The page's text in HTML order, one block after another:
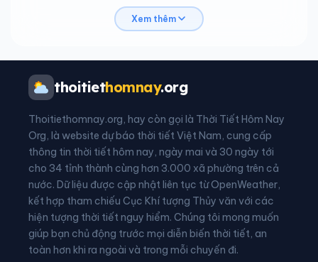
Xã Cẩm Trung
Xã Cổ Đạm
Xã Đông Kinh
Xã Đồng Tiến Xã Đức Đồng
Xã Đức Minh Xã Đức Quang
Xã Đức Thịnh Xã Đức Thọ
Xã Gia Hanh Xã Hà Linh
Xã Hồng Lộc Xã Hương Bình
Xem thêm
thoitiethomnay.org
Thoitiethomnay.org, hay còn gọi là Thời Tiết Hôm Nay
Org, là website dự báo thời tiết Việt Nam, cung cấp
thông tin thời tiết hôm nay, ngày mai và 30 ngày tới
cho 34 tỉnh thành cùng hơn 3.000 xã phường trên cả
nước. Dữ liệu được cập nhật liên tục từ OpenWeather,
kết hợp tham chiếu Cục Khí tượng Thủy văn với các
hiện tượng thời tiết nguy hiểm. Chúng tôi mong muốn
giúp bạn chủ động trước mọi diễn biến thời tiết, an
toàn hơn khi ra ngoài và trong mỗi chuyến đi.